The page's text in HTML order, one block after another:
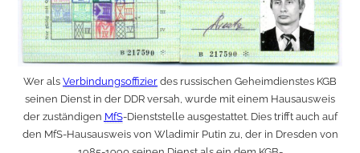
Wer als Verbindungsoffizier des russischen Geheimdienstes KGB
seinen Dienst in der DDR versah, wurde mit einem Hausausweis
der zuständigen MfS-Dienststelle ausgestattet. Dies trifft auch auf
den MfS-Hausausweis von Wladimir Putin zu, der in Dresden von